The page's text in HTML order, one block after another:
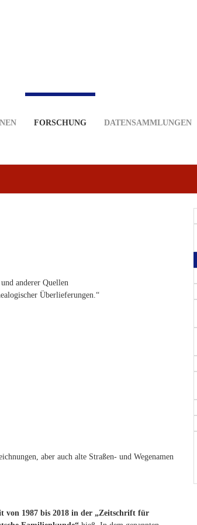
FORSCHUNG DATENSAMMLUNGEN
anderer Quellen
Überlieferungen.“
aber auch alte Straßen- und Wegenamen
von 1987 bis 2018 in der „Zeitschrift für